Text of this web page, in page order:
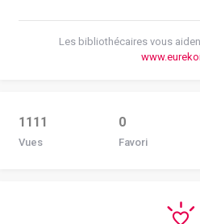
Les bibliothécaires vous
1111
Vues
0
Favori